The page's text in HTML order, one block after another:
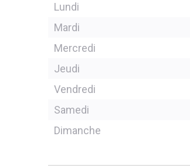
Lundi
Mardi
Mercredi
Jeudi
Vendredi
Samedi
Dimanche